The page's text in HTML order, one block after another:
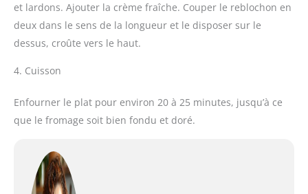
et lardons. Ajouter la crème fraîche. Couper le reblochon en
deux dans le sens de la longueur et le disposer sur le
dessus, croûte vers le haut.
4. Cuisson
Enfourner le plat pour environ 20 à 25 minutes, jusqu’à ce
que le fromage soit bien fondu et doré.